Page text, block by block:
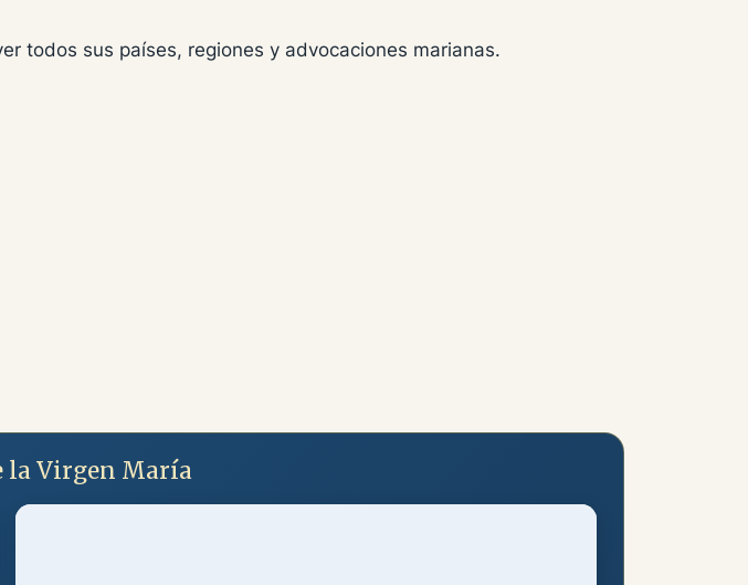
todos sus países, regiones y advocaciones marianas.
la Virgen María